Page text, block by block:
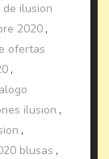
ilusion
2020 ,
ofertas
,
ilusion ,
,
blusas ,